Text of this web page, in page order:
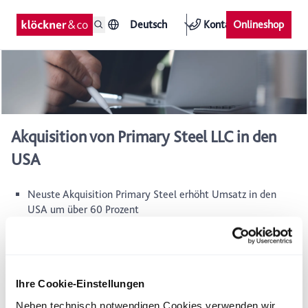
Ihre Cookie-Einstellungen
Neben technisch notwendigen Cookies verwenden wir
Deutsch KontaktOnlineshop
Akquisition von Primary Steel LLC in den
USA
Neuste Akquisition Primary Steel erhöht Umsatz in den
USA um über 60 Prozent
Die Namasco Corporation mit Hauptsitz in Atlanta, Georgia,
Distributionsunternehmens Primary Steel LLC mit Hauptsitz in
Middletown, Connecticut, USA, unterzeichnet. Die Übernahme